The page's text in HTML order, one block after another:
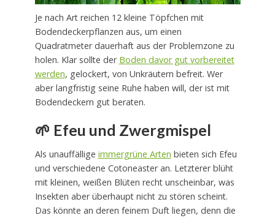
Je nach Art reichen 12 kleine Töpfchen mit
Bodendeckerpflanzen aus, um einen
Quadratmeter dauerhaft aus der Problemzone zu
holen. Klar sollte der Boden davor gut vorbereitet
werden, gelockert, von Unkräutern befreit. Wer
aber langfristig seine Ruhe haben will, der ist mit
Bodendeckern gut beraten.
🌱 Efeu und Zwergmispel
Als unauffällige immergrüne Arten bieten sich Efeu
und verschiedene Cotoneaster an. Letzterer blüht
mit kleinen, weißen Blüten recht unscheinbar, was
Insekten aber überhaupt nicht zu stören scheint.
Das könnte an deren feinem Duft liegen, denn die